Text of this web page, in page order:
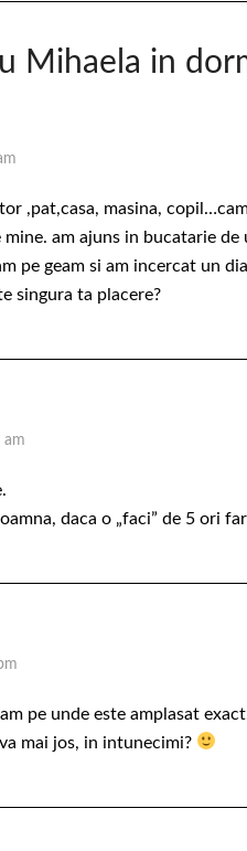
Mihaela in
,pat,casa, masina,
am ajuns in bucatarie de
pe geam si am incercat un
singura ta placere?
am
daca o „faci” de 5 ori
pe unde este amplasat
mai jos, in intunecimi?